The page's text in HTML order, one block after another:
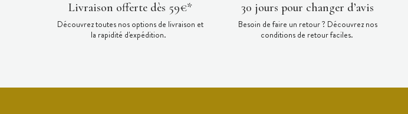
Livraison offerte dès 59€*
Découvrez toutes nos options de livraison et
la rapidité d'expédition.
30 jours pour changer d’avis
Besoin de faire un retour ? Découvrez nos
conditions de retour faciles.